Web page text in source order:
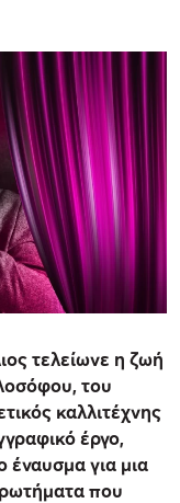
τελείωνε η ζωή
του
καλλιτέχνης
έργο,
έναυσμα για μια
που